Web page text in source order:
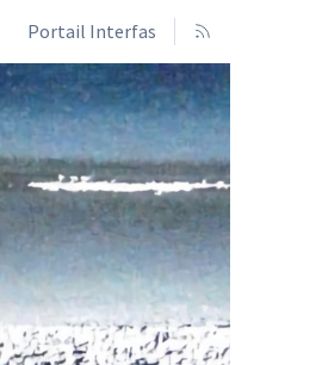
Portail Interfas